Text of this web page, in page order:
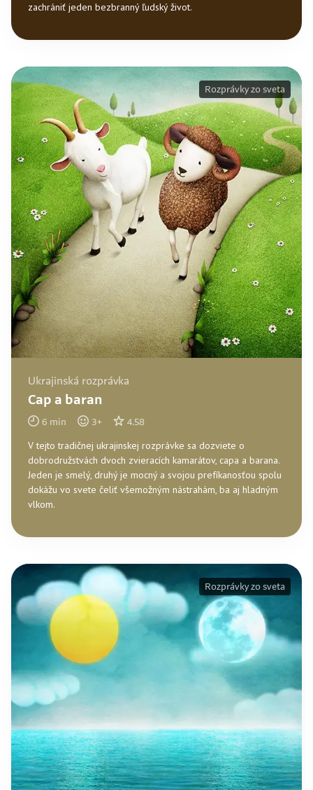
zachrániť jeden bezbranný ľudský život.
Ukrajinská rozprávka
Cap a baran
6 min 3+ 4.58
V tejto tradičnej ukrajinskej rozprávke sa dozviete o
dobrodružstvách dvoch zvieracích kamarátov, capa a barana.
Jeden je smelý, druhý je mocný a svojou prefíkanosťou spolu
dokážu vo svete čeliť všemožným nástrahám, ba aj hladným
vlkom.
Rozprávky zo sveta
Rozprávky zo sveta